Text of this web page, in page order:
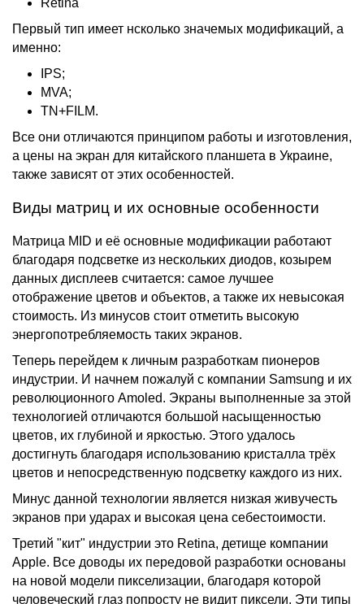
Первый тип имеет нсколько значемых модификаций, а
именно:
IPS;
MVA;
TN+FILM.
Все они отличаются принципом работы и изготовления,
а цены на экран для китайского планшета в Украине,
также зависят от этих особенностей.
Виды матриц и их основные особенности
Матрица MID и её основные модификации работают
благодаря подсветке из нескольких диодов, козырем
данных дисплеев считается: самое лучшее
отображение цветов и объектов, а также их невысокая
стоимость. Из минусов стоит отметить высокую
энергопотребляемость таких экранов.
Теперь перейдем к личным разработкам пионеров
индустрии. И начнем пожалуй с компании Samsung и их
революционного Amoled. Экраны выполненные за этой
технологией отличаются большой насыщенностью
цветов, их глубиной и яркостью. Этого удалось
достигнуть благодаря использованию кристалла трёх
цветов и непосредственную подсветку каждого из них.
Минус данной технологии является низкая живучесть
экранов при ударах и высокая цена себестоимости.
Третий "кит" индустрии это Retina, детище компании
Apple. Все доводы их передовой разработки основаны
на новой модели пикселизации, благодаря которой
человеческий глаз попросту не видит пиксели. Эти типы